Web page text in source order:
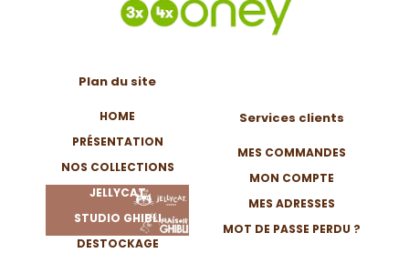
Plan du site
HOME
PRÉSENTATION
NOS COLLECTIONS
JELLYCAT
STUDIO GHIBLI
DESTOCKAGE
Services clients
MES COMMANDES
MON COMPTE
MES ADRESSES
MOT DE PASSE PERDU ?